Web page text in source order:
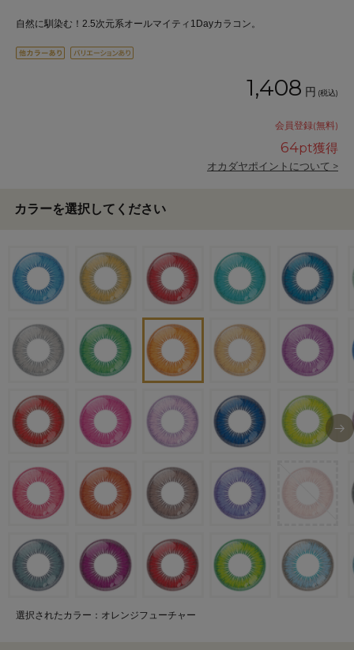
自然に馴染む！2.5次元系オールマイティ1Dayカラコン。
1,408 円 (税込)
会員登録(無料)
64pt獲得
オカダヤポイントについて >
カラーを選択してください
選択されたカラー：オレンジフューチャー